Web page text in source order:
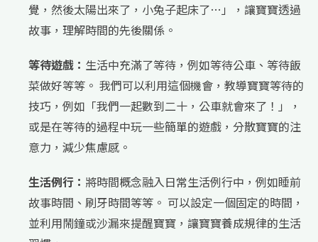
覺，然後太陽出來了，小兔子起床了…」，讓寶寶透過
故事，理解時間的先後關係。
等待遊戲： 生活中充滿了等待，例如等待公車、等待飯
菜做好等等。 我們可以利用這個機會，教導寶寶等待的
技巧，例如「我們一起數到二十，公車就會來了！」，
或是在等待的過程中玩一些簡單的遊戲，分散寶寶的注
意力，減少焦慮感。
生活例行： 將時間概念融入日常生活例行中，例如睡前
故事時間、刷牙時間等等。 可以設定一個固定的時間，
並利用鬧鐘或沙漏來提醒寶寶，讓寶寶養成規律的生活